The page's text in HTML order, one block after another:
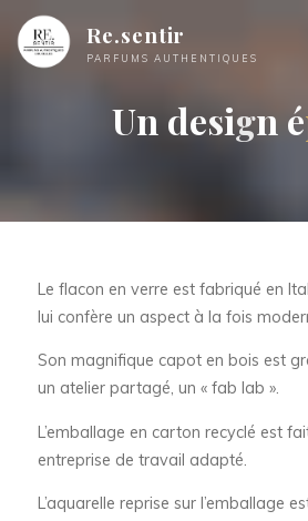
Re.sentir
PARFUMS AUTHENTIQUES
Un design é
Le flacon en verre est fabriqué en
lui confère un aspect à la fois
Son magnifique capot en bois est
un atelier partagé, un « fab lab ».
L’emballage en carton recyclé est
entreprise de travail adapté.
L’aquarelle reprise sur l’emballage